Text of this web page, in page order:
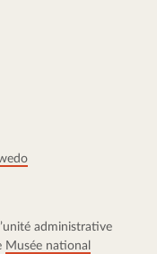
administrative
Musée national